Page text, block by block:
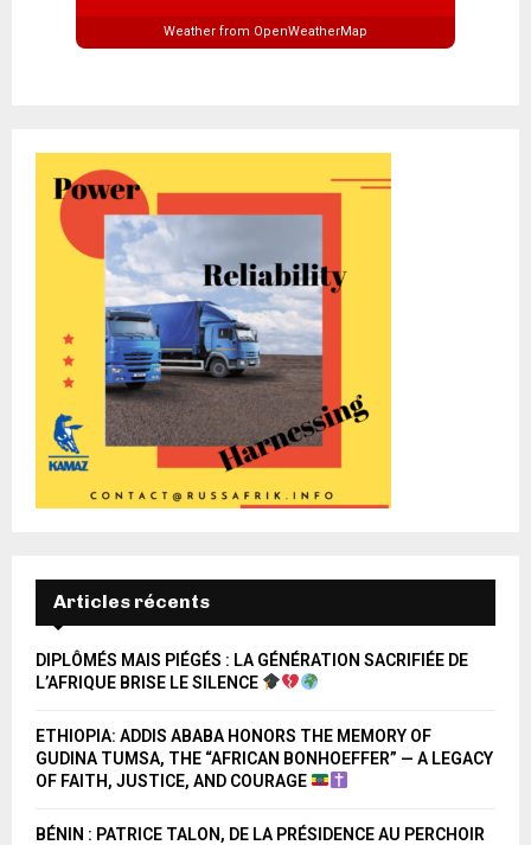
Weather from OpenWeatherMap
Articles récents
DIPLÔMÉS MAIS PIÉGÉS : LA GÉNÉRATION SACRIFIÉE DE
L’AFRIQUE BRISE LE SILENCE
ETHIOPIA: ADDIS ABABA HONORS THE MEMORY OF
GUDINA TUMSA, THE “AFRICAN BONHOEFFER” — A LEGACY
OF FAITH, JUSTICE, AND COURAGE
BÉNIN : PATRICE TALON, DE LA PRÉSIDENCE AU PERCHOIR